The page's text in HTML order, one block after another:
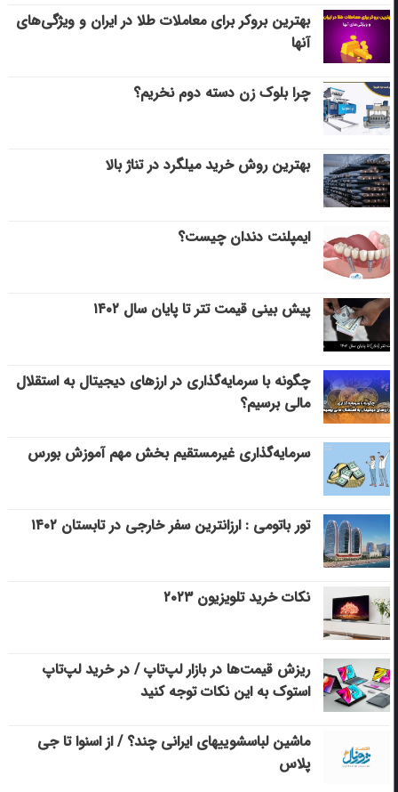
بهترین بروکر برای معاملات طلا در ایران و ویژگی‌های
آنها
چرا بلوک زن دسته دوم نخریم؟
بهترین روش خرید میلگرد در تناژ بالا
ایمپلنت دندان چیست؟
پیش بینی قیمت تتر تا پایان سال ۱۴۰۲
چگونه با سرمایه‌گذاری در ارزهای دیجیتال به استقلال
مالی برسیم؟
سرمایه‌گذاری غیرمستقیم بخش مهم آموزش بورس
تور باتومی : ارزانترین سفر خارجی در تابستان ۱۴۰۲
نکات خرید تلویزیون ۲۰۲۳
ریزش قیمت‌ها در بازار لپ‌تاپ / در خرید لپ‌تاپ
استوک به این نکات توجه کنید
ماشین لباسشویی‎های ایرانی چند؟ / از اسنوا تا جی
پلاس